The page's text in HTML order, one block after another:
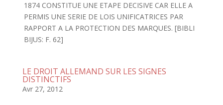
1874 CONSTITUE UNE ETAPE DECISIVE CAR ELLE A
PERMIS UNE SERIE DE LOIS UNIFICATRICES PAR
RAPPORT A LA PROTECTION DES MARQUES. [BIBLI
BIJUS: F. 62]
LE DROIT ALLEMAND SUR LES SIGNES
DISTINCTIFS
Avr 27, 2012